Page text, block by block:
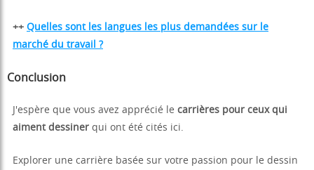
++ Quelles sont les langues les plus demandées sur le
marché du travail ?
Conclusion
J'espère que vous avez apprécié le carrières pour ceux qui
aiment dessiner qui ont été cités ici.
Explorer une carrière basée sur votre passion pour le dessin